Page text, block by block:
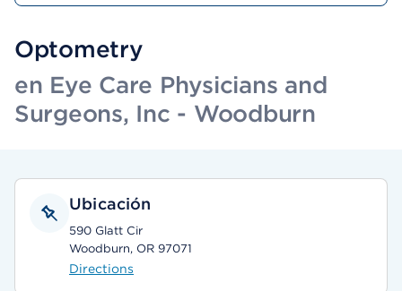
Optometry
en Eye Care Physicians and
Surgeons, Inc - Woodburn
Ubicación
590 Glatt Cir
Woodburn, OR 97071
Directions